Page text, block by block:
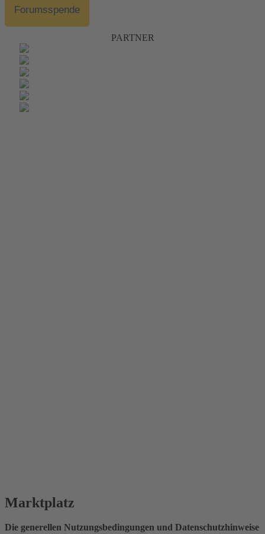
Forumsspende
PARTNER
Marktplatz
Die generellen Nutzungsbedingungen und Datenschutzhinweise